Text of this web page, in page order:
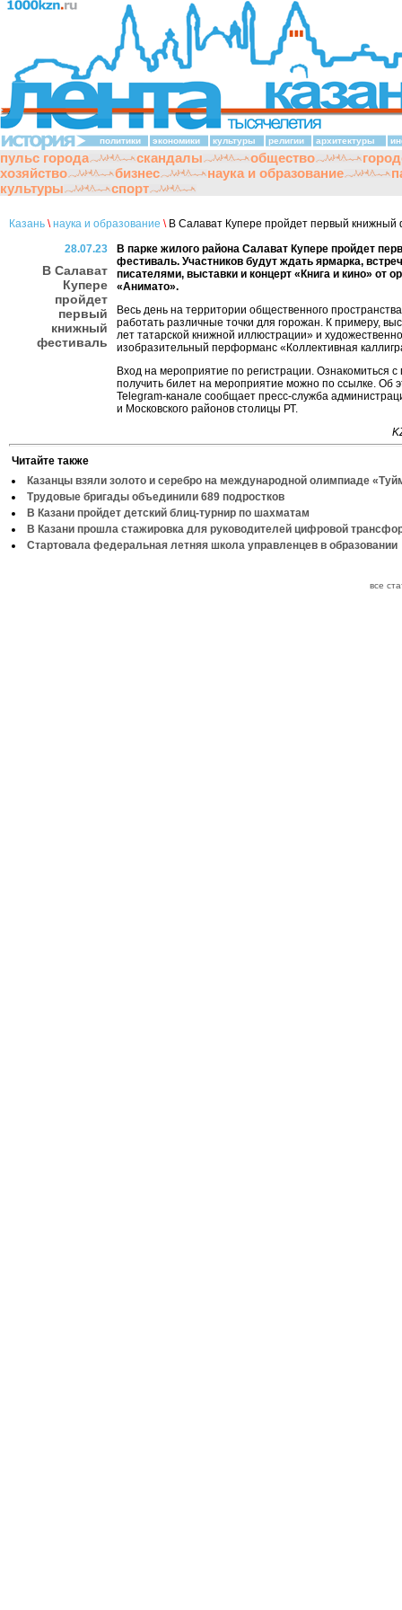
политики экономики культуры религии архитектуры
пульс города скандалы общество
хозяйство
бизнес наука и образование
культуры
спорт
Казань \ наука и образование \В Салават Купере пройдет первый книжный
28.07.23
В Салават
Купере
пройдет
первый
книжный
фестиваль
В парке жилого района Салават Купере пройдет
фестиваль. Участников будут ждать ярмарка,
писателями, выставки и концерт «Книга и кино» от
«Анимато».
Весь день на территории общественного
работать различные точки для горожан. К примеру,
лет татарской книжной иллюстрации» и
изобразительный перформанс «Коллективная
Вход на мероприятие по регистрации. Ознакомиться
получить билет на мероприятие можно по ссылке. Об
Telegram-канале сообщает пресс-служба
и Московского районов столицы РТ.
Читайте также
Казанцы взяли золото и серебро на международной олимпиаде
Трудовые бригады объединили 689 подростков
В Казани пройдет детский блиц-турнир по шахматам
В Казани прошла стажировка для руководителей цифровой
Стартовала федеральная летняя школа управленцев в образовании
все